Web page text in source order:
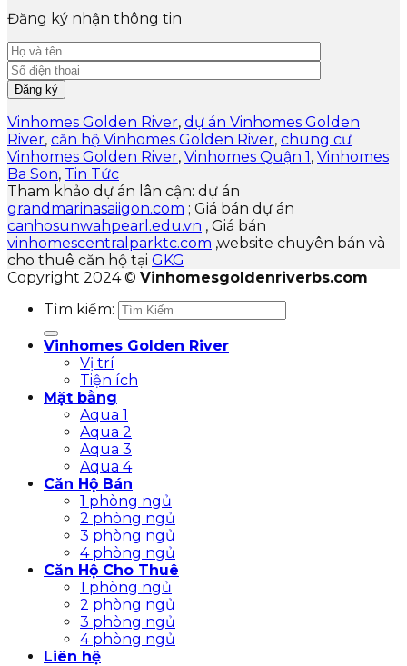
Đăng ký nhận thông tin
Vinhomes Golden River, dự án Vinhomes Golden
River, căn hộ Vinhomes Golden River, chung cư
Vinhomes Golden River, Vinhomes Quận 1, Vinhomes
Ba Son, Tin Tức
Tham khảo dự án lân cận: dự án
grandmarinasaiigon.com ; Giá bán dự án
canhosunwahpearl.edu.vn , Giá bán
vinhomescentralparktc.com ,website chuyên bán và
cho thuê căn hộ tại GKG
Copyright 2024 © Vinhomesgoldenriverbs.com
Tìm kiếm:
Vinhomes Golden River
Vị trí
Tiện ích
Mặt bằng
Aqua 1
Aqua 2
Aqua 3
Aqua 4
Căn Hộ Bán
1 phòng ngủ
2 phòng ngủ
3 phòng ngủ
4 phòng ngủ
Căn Hộ Cho Thuê
1 phòng ngủ
2 phòng ngủ
3 phòng ngủ
4 phòng ngủ
Liên hệ